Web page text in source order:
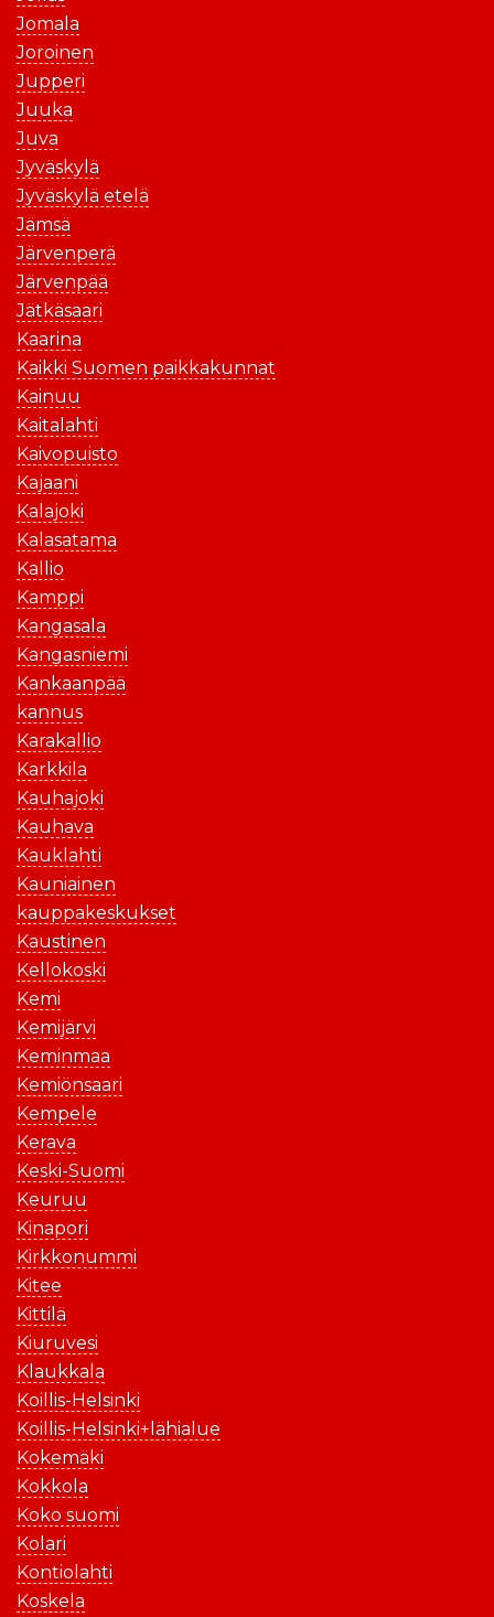
Jomala
Joroinen
Jupperi
Juuka
Juva
Jyväskylä
Jyväskylä etelä
Jämsä
Järvenperä
Järvenpää
Jätkäsaari
Kaarina
Kaikki Suomen paikkakunnat
Kainuu
Kaitalahti
Kaivopuisto
Kajaani
Kalajoki
Kalasatama
Kallio
Kamppi
Kangasala
Kangasniemi
Kankaanpää
kannus
Karakallio
Karkkila
Kauhajoki
Kauhava
Kauklahti
Kauniainen
kauppakeskukset
Kaustinen
Kellokoski
Kemi
Kemijärvi
Keminmaa
Kemiönsaari
Kempele
Kerava
Keski-Suomi
Keuruu
Kinapori
Kirkkonummi
Kitee
Kittilä
Kiuruvesi
Klaukkala
Koillis-Helsinki
Koillis-Helsinki+lähialue
Kokemäki
Kokkola
Koko suomi
Kolari
Kontiolahti
Koskela